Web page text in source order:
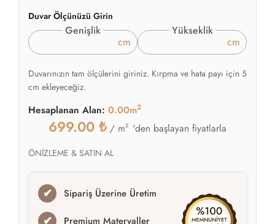
Duvar Ölçünüzü Girin
Genişlik
cm
Yükseklik
cm
Duvarınızın tam ölçülerini giriniz. Kırpma ve hata payı için 5
cm ekleyeceğiz.
Hesaplanan Alan: 0.00m2
699.00 ₺ / m2 'den başlayan fiyatlarla
ÖNİZLEME & SATIN AL
✔ Sipariş Üzerine Üretim
Premium Materyaller